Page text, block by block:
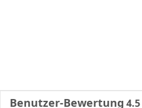
Benutzer-Bewertung 4.5